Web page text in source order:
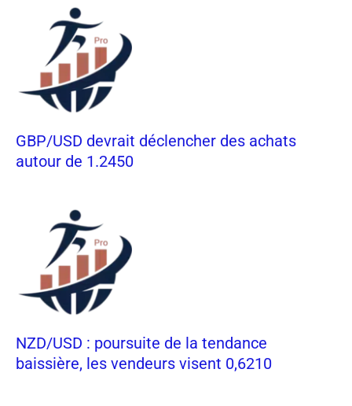
GBP/USD devrait déclencher des achats
autour de 1.2450
NZD/USD : poursuite de la tendance
baissière, les vendeurs visent 0,6210